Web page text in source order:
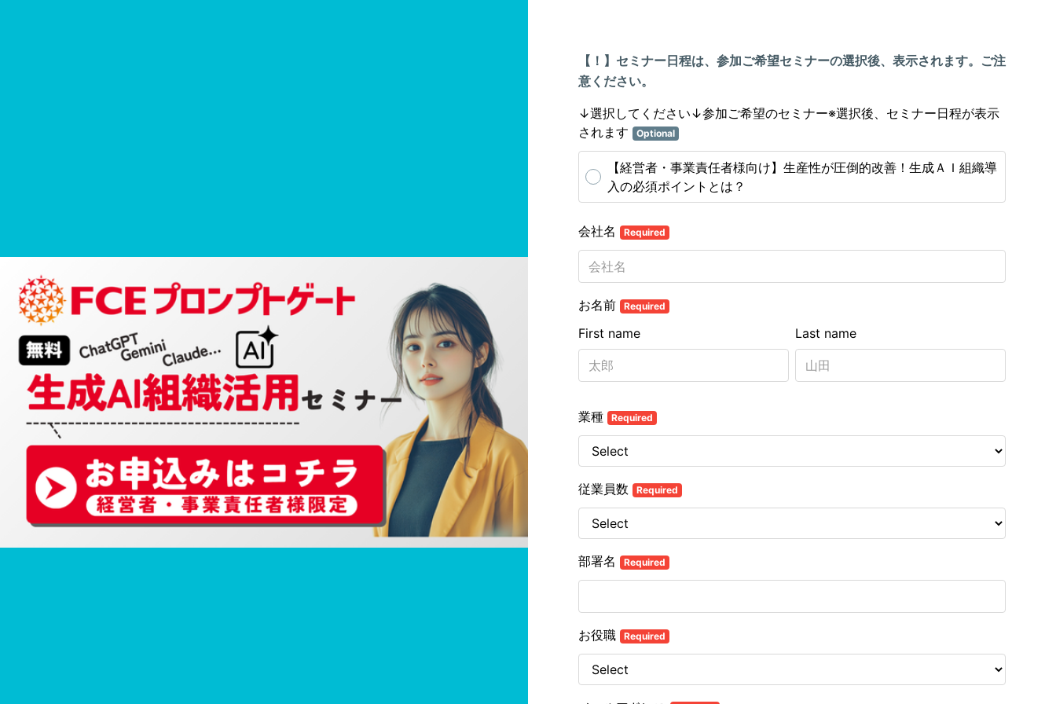
【！】セミナー日程は、参加ご希望セミナーの選択後、表示されます。ご注
意ください。
↓選択してください↓参加ご希望のセミナー※選択後、セミナー日程が表示
されます
Optional
【経営者・事業責任者様向け】生産性が圧倒的改善！生成ＡＩ組織導
入の必須ポイントとは？
会社名 Required
お名前 Required
Last name
First name
業種 Required
従業員数 Required
部署名 Required
お役職 Required